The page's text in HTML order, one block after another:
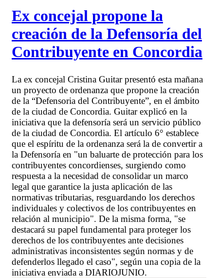
Ex concejal propone la
creación de la Defensoría del
Contribuyente en Concordia
La ex concejal Cristina Guitar presentó esta mañana
un proyecto de ordenanza que propone la creación
de la “Defensoria del Contribuyente”, en el ámbito
de la ciudad de Concordia. Guitar explicó en la
iniciativa que la defensoría será un servicio público
de la ciudad de Concordia. El artículo 6° establece
que el espíritu de la ordenanza será la de convertir a
la Defensoría en "un baluarte de protección para los
contribuyentes concordienses, surgiendo como
respuesta a la necesidad de consolidar un marco
legal que garantice la justa aplicación de las
normativas tributarias, resguardando los derechos
individuales y colectivos de los contribuyentes en
relación al municipio". De la misma forma, "se
destacará su papel fundamental para proteger los
derechos de los contribuyentes ante decisiones
administrativas inconsistentes según normas y de
defenderlos llegado el caso", según una copia de la
iniciativa enviada a DIARIOJUNIO.